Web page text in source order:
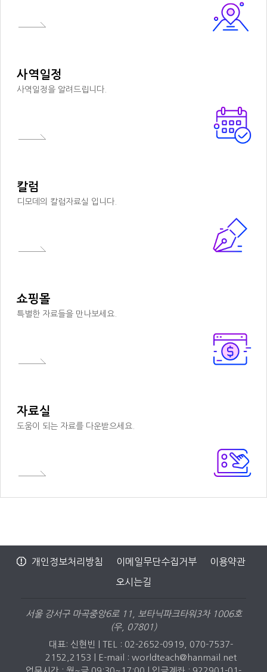
사역일정
사역일정을 알려드립니다.
칼럼
디모데의 칼럼자료실 입니다.
쇼핑몰
특별한 자료들을 만나보세요.
자료실
도움이 되는 자료를 다운받으세요.
개인정보처리방침 이메일무단수집거부 이용약관
오시는길
서울 강서구 마곡중앙6로 11, 보타닉파크타워3차 1006호
(우, 07801)
대표: 신현빈 | TEL : 02-2652-0919, 070-7537-
2152,2153 |
E-mail : worldteach@hanmail.net